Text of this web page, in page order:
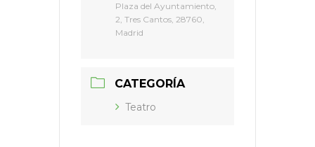
Plaza del Ayuntamiento,
2, Tres Cantos, 28760,
Madrid
CATEGORÍA
Teatro